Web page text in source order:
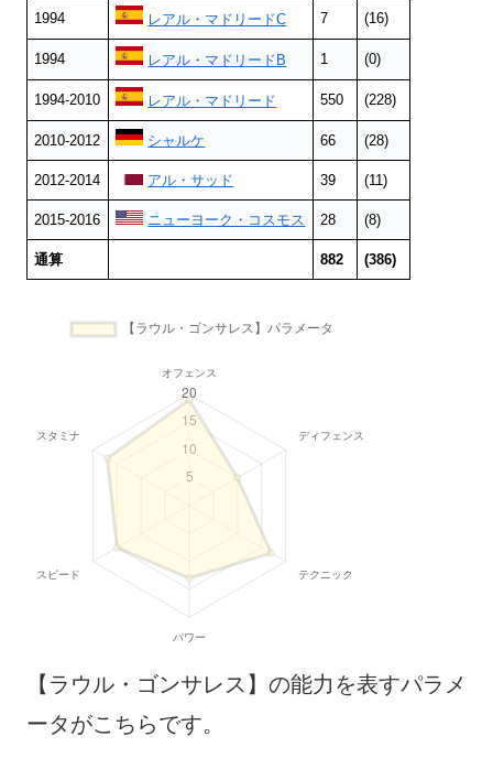
1994 レアル・マドリードC 7 (16)
1994 レアル・マドリードB 1 (0)
1994-2010 レアル・マドリード 550 (228)
2010-2012 シャルケ 66 (28)
2012-2014 アル・サッド 39 (11)
2015-2016 ニューヨーク・コスモス 28 (8)
通算 882 (386)
【ラウル・ゴンサレス】の能力を表すパラメ
ータがこちらです。